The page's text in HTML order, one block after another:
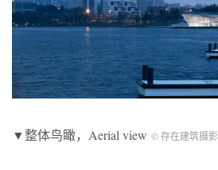
▼整体鸟瞰，Aerial view © 存在建筑摄影